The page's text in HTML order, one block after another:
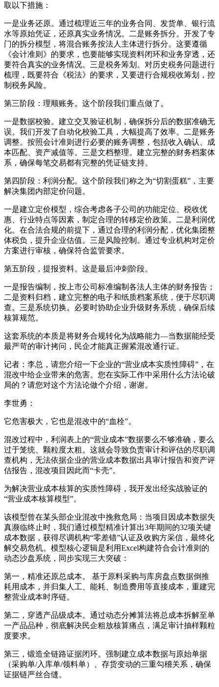
取以下措施：
一是业务还原。通过梳理近三年的业务合同、发货单、银行流
水等原始凭证，还原真实业务情况。二是账务拆分。开发了专
门的拆分模型，将混合账务按法人主体进行拆分。这要遵循
《会计准则》的要求，也要能够实现资料闭环和业务穿透，还
要符合真实的业务情况。三是税务筹划。对历史税务问题进行
梳理，既要符合《税法》的要求，又要进行合规税收筹划，控
制税务风险。
第三阶段：理顺账务。这个阶段我们重点做了。
一是数据校验。建立交叉验证机制，确保拆分后的数据准确无
误。我们开发了自动化校验工具，大幅提高了效率。二是账务
调整。按照会计准则进行必要的账务调整，包括收入确认、成
本匹配、资产减值等。三是文档整理。建立完整的财务档案体
系，确保每笔交易都有完整的凭证链支持。
第四阶段：利润分配。这个阶段我们称之为“切割蛋糕”，主要
解决集团内部定价问题。
一是建立定价模型，综合考虑各子公司的功能定位、税收优
惠、行业特点等因素，制定合理的转移定价政策。二是利润优
化。在合法合规的前提下，通过合理的利润分配，优化集团整
体税负，提升企业估值。三是风险控制。通过专业机构对定价
方案进行审核，确保符合监管要求。
第五阶段，提报资料。这是最后冲刺阶段。
一是报告编制，按上市公司标准编制各法人主体的财务报告；
二是资料归档，建立完整的电子和纸质档案系统，便于尽职调
查。三是系统切换。必要时协助企业升级财务系统，确保后续
核算规范。
这套系统的本质是将财务合规转化为战略能力—当数据能经受
最严苛的审计拷问，民企才能真正握紧混改通行证。
记者：李总，请您介绍一下企业的“营业成本实质性障碍”，在
混改中给企业带来的危害。您在实际工作中采用什么方法论破
局的？请您对这个方法论做个介绍，谢谢。
李世勇：
它危害极大，它也是混改中的“血栓”。
混改过程中，利润表上的“营业成本”数据要么不够准确，要么
过于笼统、颗粒度太粗。这就会导致负责审计和评估的尽职调
查机构，无法依据企业的营业成本数据出具审计报告和资产评
估报告，混改项目因此而“卡壳”。
为解决营业成本核算的实质性障碍，我开发出经实战验证的
“营业成本核算模型”。
该模型曾在某头部企业混改中挽救危局：当项目因成本数据失
真濒临终止时，我们通过模型精准计算出3年期间的32项关键
成本数据，获得尽调机构“零差错”认证及收购方采信，最终化
解交易危机。模型核心逻辑是利用Excel构建符合会计准则的
动态沙盘系统，同步实现三大突破：
第一，精准还原总成本。 基于原料采购与库房盘点数据倒推
耗用成本，并归集人工、能耗、制造费用等直接成本，重建完
整营业成本时序链。
第二，穿透产品级成本。通过动态分摊算法将总成本拆解至单
一产品品种，彻底解决民企粗放核算痛点，满足审计抽样颗粒
度要求。
第三，锻造全链路证据闭环。强制建立成本数据与原始单据
（采购单/入库单/领料单）、存货变动的三重勾稽关系，确保
证据链严丝合缝。